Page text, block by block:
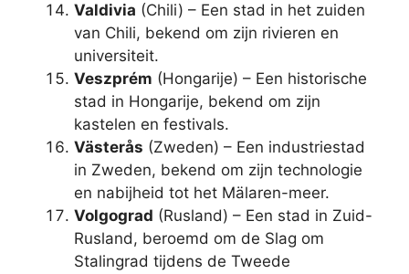
Valdivia (Chili) – Een stad in het zuiden
van Chili, bekend om zijn rivieren en
universiteit.
Veszprém (Hongarije) – Een historische
stad in Hongarije, bekend om zijn
kastelen en festivals.
Västerås (Zweden) – Een industriestad
in Zweden, bekend om zijn technologie
en nabijheid tot het Mälaren-meer.
Volgograd (Rusland) – Een stad in Zuid-
Rusland, beroemd om de Slag om
Stalingrad tijdens de Tweede